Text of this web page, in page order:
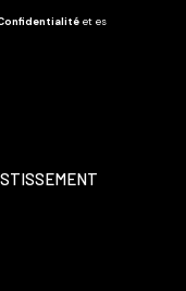
et es